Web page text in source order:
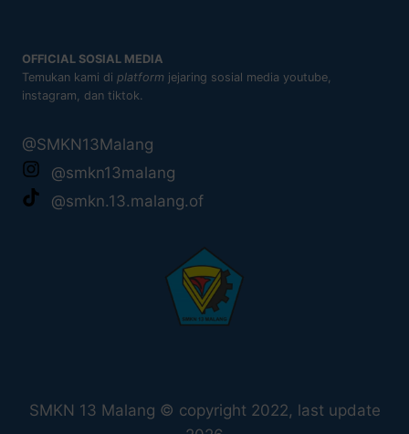
OFFICIAL SOSIAL MEDIA
Temukan kami di platform jejaring sosial media youtube,
instagram, dan tiktok.
@SMKN13Malang
@smkn13malang
@smkn.13.malang.of
SMKN 13 Malang © copyright 2022, last update